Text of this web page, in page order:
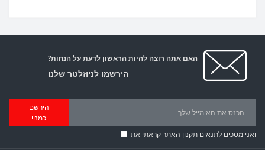
האם אתה רוצה להיות הראשון לדעת על הנחות?
הירשמו לניוזלטר שלנו
הירשם
כמנוי
ואני מסכים לתנאים תקנון האתרקראתי את